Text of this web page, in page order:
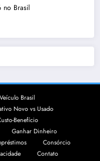
no Brasil
Brasil
Novo vs Usado
Benefício
Ganhar Dinheiro
Consórcio
Contato